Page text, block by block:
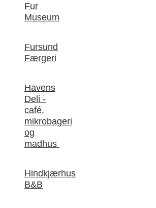
Fur
Museum
Fursund
Færgeri
Havens
Deli -
café,
mikrobageri
og
madhus
Hindkjærhus
B&B